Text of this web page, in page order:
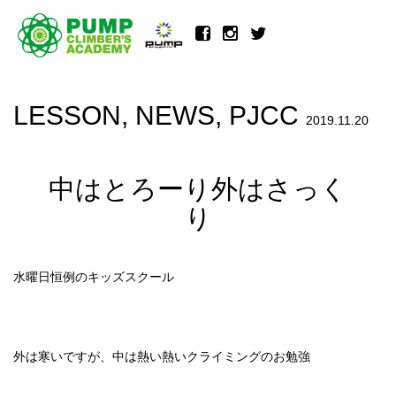
LESSON, NEWS, PJCC 2019.11.20
中はとろーり外はさっく
り
水曜日恒例のキッズスクール
外は寒いですが、中は熱い熱いクライミングのお勉強